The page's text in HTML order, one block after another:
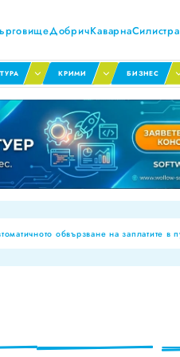
ДобричКаварнаСилистра
КРИМИ БИЗНЕС
на 2026 г